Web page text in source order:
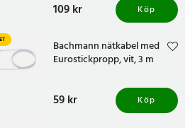
Pris :109 kr
109 kr Köp
Bachmann nätkabel med
Eurostickpropp, vit, 3 m
Pris:59 kr
59 kr Köp